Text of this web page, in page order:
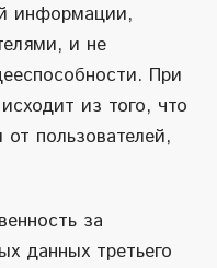
информации,
и не
При
из того, что
пользователей,
за
данных третьего